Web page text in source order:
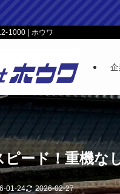
1000 | ホウワ
ード！重機な
01-24 2026-02-27